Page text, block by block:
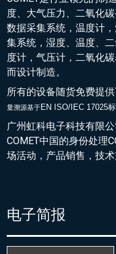
度、大气压力、二氧化
数据采集系统，温度计
集系统，湿度、温度、
度计，气压计，二氧化
而设计制造。
所有的设备随货免费提
量溯源基于EN ISO/IEC 17025标
广州虹科电子科技有限
COMET中国的身份处理
场活动，产品销售，技术
电子简报